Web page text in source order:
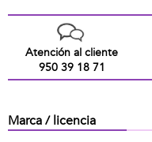
Atención al cliente
950 39 18 71
Marca / licencia